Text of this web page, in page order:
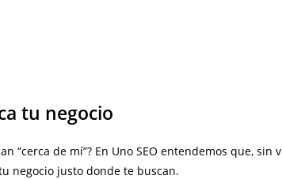
tu negocio
“cerca de mí”? En Uno SEO entendemos que,
negocio justo donde te buscan.